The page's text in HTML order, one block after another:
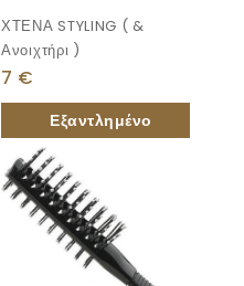
ΧΤΕΝΑ STYLING ( &
Ανοιχτήρι )
7 €